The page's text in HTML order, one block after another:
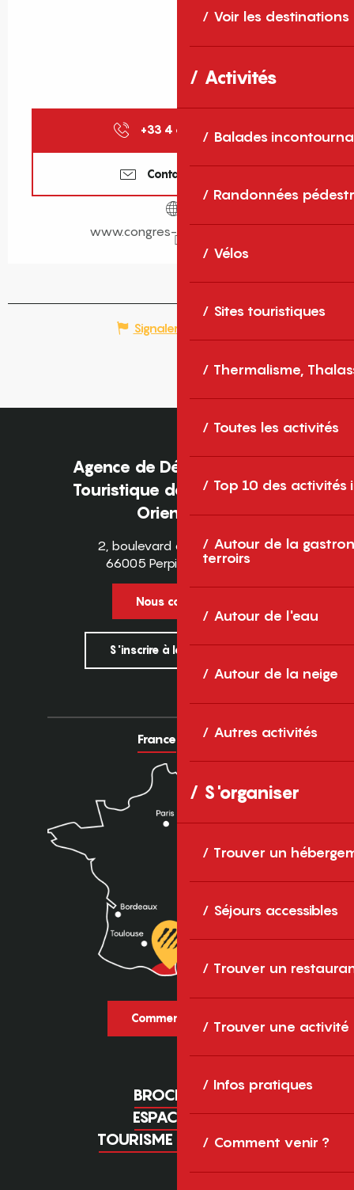
Voir les destinations
Activités
Balades
Randonnées
Vélos
Sites touristiques
Thermalisme,
Toutes les activités
Top 10 des activités
Autour de la
terroirs
Autour de l'eau
Autour de la neige
Autres activités
S'organiser
Trouver un
Séjours accessibles
Trouver un
Trouver une activité
Infos pratiques
Comment venir ?
+33 4 68 68 26 ▒▒
Contactez-nous
www.congres-perpignan.com
Signaler une erreur
Agence de Développement
Touristique des Pyrénées-
Orientales
2, boulevard des Pyrénées
66005 Perpignan Cedex
Nous contacter
S'inscrire à la newsletter
France Europe
Comment venir ?
BROCHURES
ESPACE PRO
TOURISME D'AFFAIRES